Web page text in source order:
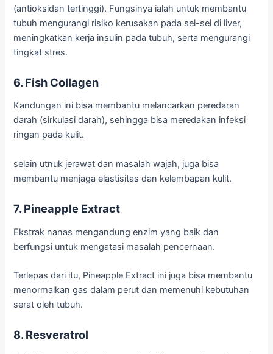
(antioksidan tertinggi). Fungsinya ialah untuk membantu
tubuh mengurangi risiko kerusakan pada sel-sel di liver,
meningkatkan kerja insulin pada tubuh, serta mengurangi
tingkat stres.
6. Fish Collagen
Kandungan ini bisa membantu melancarkan peredaran
darah (sirkulasi darah), sehingga bisa meredakan infeksi
ringan pada kulit.
selain utnuk jerawat dan masalah wajah, juga bisa
membantu menjaga elastisitas dan kelembapan kulit.
7. Pineapple Extract
Ekstrak nanas mengandung enzim yang baik dan
berfungsi untuk mengatasi masalah pencernaan.
Terlepas dari itu, Pineapple Extract ini juga bisa membantu
menormalkan gas dalam perut dan memenuhi kebutuhan
serat oleh tubuh.
8. Resveratrol